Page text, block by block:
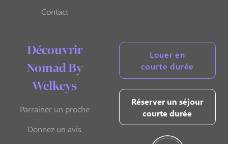
Contact
Découvrir
Nomad By
Welkeys
Parrainer un proche
Donnez un avis
Louer en
courte durée
Réserver un séjour
courte durée